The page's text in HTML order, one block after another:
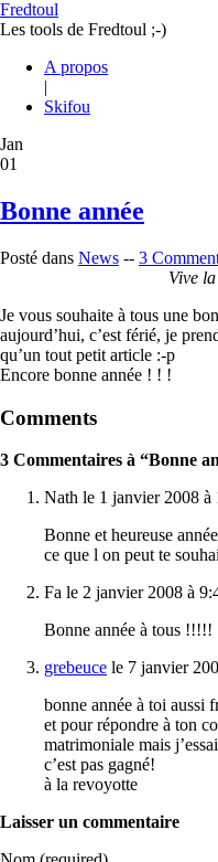
Fredtoul
Les tools de Fredtoul ;-)
A propos
|
Skifou
Jan
01
Bonne année
Posté dans News -- 3
Vive
Je vous souhaite à tous une
aujourd’hui, c’est férié, je
qu’un tout petit article :-p
Encore bonne année ! ! !
Comments
3 Commentaires à “Bonne
Nath le 1 janvier 2008 à
Bonne et heureuse
ce que l on peut te
Fa le 2 janvier 2008 à
Bonne année à tous !!!!!
grebeuce le 7 janvier
bonne année à toi aussi
et pour répondre à ton
matrimoniale mais
c’est pas gagné!
à la revoyotte
Laisser un commentaire